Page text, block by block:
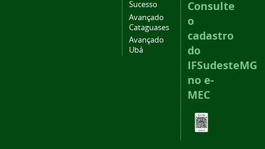
Sucesso
Avançado
Cataguases
Avançado
Ubá
Consulte
o
cadastro
do
IFSudesteMG
no e-
MEC